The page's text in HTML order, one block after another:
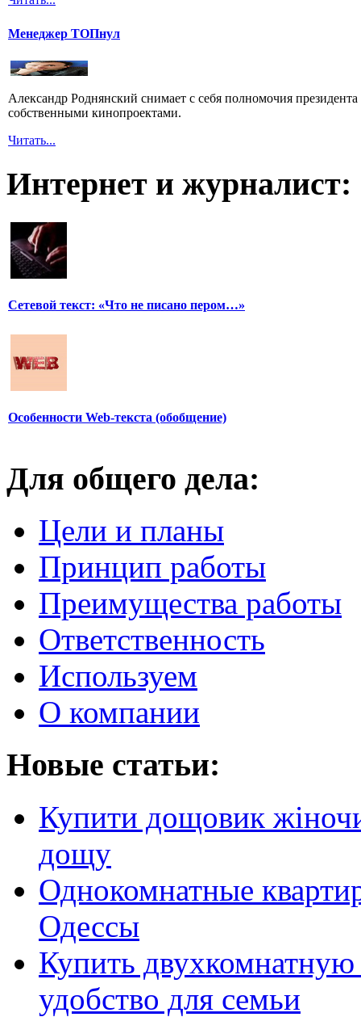
Менеджер ТОПнул
Александр Роднянский снимает с себя полномочия
собственными кинопроектами.
Читать...
Интернет и журналист:
Сетевой текст: «Что не писано пером…»
Особенности Web-текста (обобщение)
Для общего дела:
Цели и планы
Принцип работы
Преимущества работы
Ответственность
Используем
О компании
Новые статьи:
Купити дощовик
дощу
Однокомнатные
Одессы
Купить
удобство для семьи